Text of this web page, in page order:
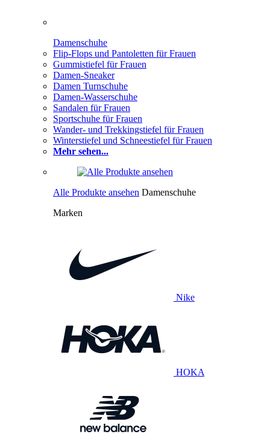
Damenschuhe
Flip-Flops und Pantoletten für Frauen
Gummistiefel für Frauen
Damen-Sneaker
Damen Turnschuhe
Damen-Wasserschuhe
Sandalen für Frauen
Sportschuhe für Frauen
Wander- und Trekkingstiefel für Frauen
Winterstiefel und Schneestiefel für Frauen
Mehr sehen...
Alle Produkte ansehen Damenschuhe
Marken
Nike
HOKA